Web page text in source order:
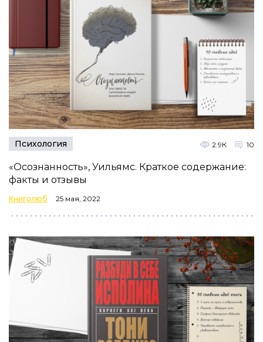
Психология 2.9К 10
«Осознанность», Уильямс. Краткое содержание:
факты и отзывы
Книголюб 25 мая, 2022